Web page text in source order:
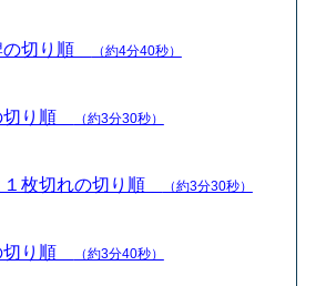
の切り順 （約4分40秒）
切り順 （約3分30秒）
１枚切れの切り順 （約3分30秒）
切り順 （約3分40秒）